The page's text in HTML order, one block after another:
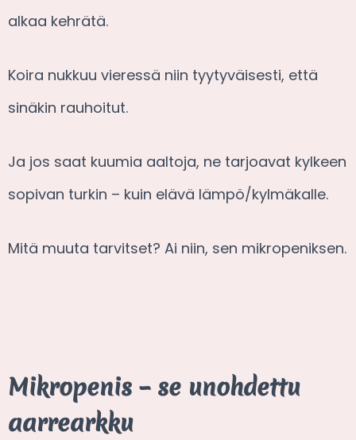
alkaa kehrätä.
Koira nukkuu vieressä niin tyytyväisesti, että
sinäkin rauhoitut.
Ja jos saat kuumia aaltoja, ne tarjoavat kylkeen
sopivan turkin – kuin elävä lämpö/kylmäkalle.
Mitä muuta tarvitset? Ai niin, sen mikropeniksen.
Mikropenis – se unohdettu
aarrearkku